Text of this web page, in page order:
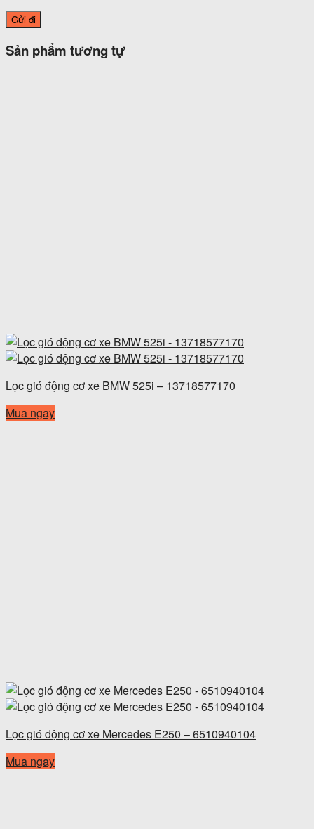
Sản phẩm tương tự
Lọc gió động cơ xe BMW 525i – 13718577170
Mua ngay
Lọc gió động cơ xe Mercedes E250 – 6510940104
Mua ngay